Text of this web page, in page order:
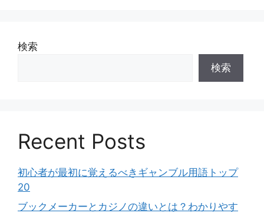
検索
検索
Recent Posts
初心者が最初に覚えるべきギャンブル用語トップ
20
ブックメーカーとカジノの違いとは？わかりやす